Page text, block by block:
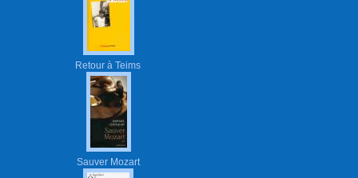
Retour à Teims
Sauver Mozart